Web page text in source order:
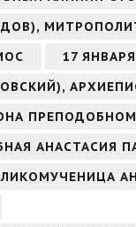
17
АНАСТАСИЯ